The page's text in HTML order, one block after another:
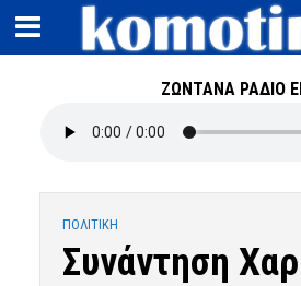
ΖΩΝΤΑΝΑ ΡΑΔΙΟ
ΠΟΛΙΤΙΚΗ
Συνάντηση